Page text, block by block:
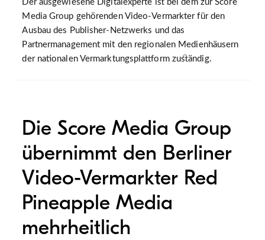
Der ausgewiesene Digitalexperte ist bei dem zur Score
Media Group gehörenden Video-Vermarkter für den
Ausbau des Publisher-Netzwerks und das
Partnermanagement mit den regionalen Medienhäusern
der nationalen Vermarktungsplattform zuständig.
Die Score Media Group
übernimmt den Berliner
Video-Vermarkter Red
Pineapple Media
mehrheitlich